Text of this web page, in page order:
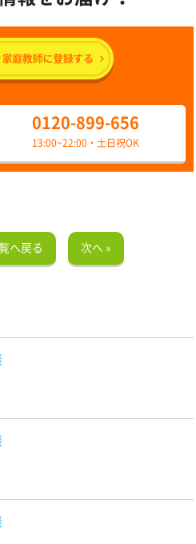
0120-899-656
13:00~22:00・土日祝OK
へ戻る 次へ »